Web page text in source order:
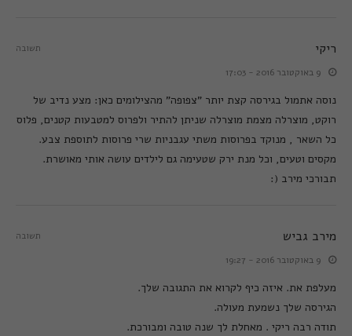
ריקי
9 באוקטובר 2016 - 17:03
נוסה אתמול בגירסה קצת יותר "צפופה" מהצילומים כאן: מצע נדיב של
רוקט, מוצרלה מצמת מוצרלה שניתן להתיר ולפרוס למטבעות קטנים, פלוס
כל השאר , מנוקד בפרוסות משתי עגבניות שרי פרוסות לתוספת צבע.
מקסים וטעים, וכל מנת ירק שטעימה גם לילדים עושה אותי מאושרת.
תבורכי מירב (:
תשובה
מירב גביש
9 באוקטובר 2016 - 19:27
מעלפת את. איזה כיף לקרוא את התגובה שלך.
הגירסה שלך נשמעת מעולה.
תודה רבה ריקי . מאחלת לך שנה טובה ומבורכת.
תשובה